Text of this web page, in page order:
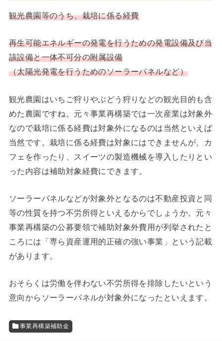
観光農園等のうち、栽培に係る経費
再生可能エネルギーの発電を行うための発電設備及び当
該設備と一体不可分の附属設備
（太陽光発電を行うためのソーラーパネルなど）
観光農園はいちご狩りやぶどう狩りなどの観光目的も含
めた農園ですね。元々事業再構築では一次産業は対象外
なので栽培に係る経費は対象外になるのは当然といえば
当然です。栽培に係る経費は対象にはできませんが、カ
フェを作ったり、スイーツの製造機械を導入したりとい
った内容は補助対象経費にできます。
ソーラーパネルなどが対象外となるのは不動産投資と同
等の性質を持つ不労所得といえるからでしょうか。元々
事業再構築の公募要領で補助対象外費用が列挙されたと
ころには「専ら資産運用的正確の強い事業」という記載
があります。
おそらくは労働を伴わない不労所得を排除したいという
意向からソーラーパネルが対象外になったといえます。
事業再構築補助金